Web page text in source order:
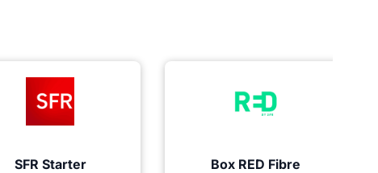
SFR Starter Box RED Fibre